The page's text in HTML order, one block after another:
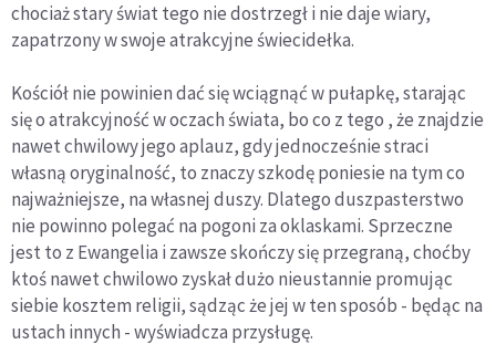
chociaż stary świat tego nie dostrzegł i nie daje wiary,
zapatrzony w swoje atrakcyjne świecidełka.
Kościół nie powinien dać się wciągnąć w pułapkę, starając
się o atrakcyjność w oczach świata, bo co z tego , że znajdzie
nawet chwilowy jego aplauz, gdy jednocześnie straci
własną oryginalność, to znaczy szkodę poniesie na tym co
najważniejsze, na własnej duszy. Dlatego duszpasterstwo
nie powinno polegać na pogoni za oklaskami. Sprzeczne
jest to z Ewangelia i zawsze skończy się przegraną, choćby
ktoś nawet chwilowo zyskał dużo nieustannie promując
siebie kosztem religii, sądząc że jej w ten sposób - będąc na
ustach innych - wyświadcza przysługę.